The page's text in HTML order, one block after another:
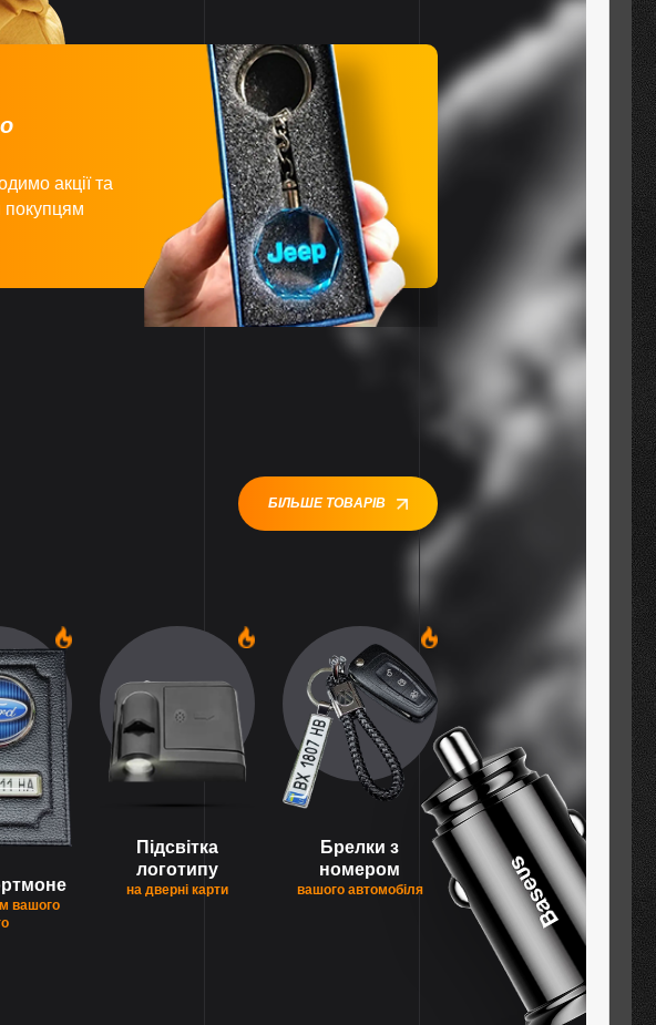
акції та
покупцям
БІЛЬШЕ ТОВАРІВ
вашого
Підсвітка
логотипу
на дверні карти
Брелки з
номером
вашого автомобіля